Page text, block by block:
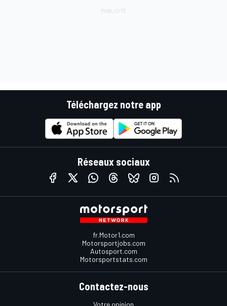
Téléchargez notre app
Réseaux sociaux
fr.Motor1.com
Motorsportjobs.com
Autosport.com
Motorsportstats.com
Contactez-nous
Votre opinion